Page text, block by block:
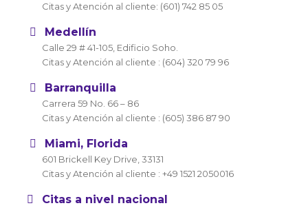
Citas y Atención al cliente: (601) 742 85 05
Medellín
Calle 29 # 41-105, Edificio Soho.
Citas y Atención al cliente : (604) 320 79 96
Barranquilla
Carrera 59 No. 66 – 86
Citas y Atención al cliente : (605) 386 87 90
Miami, Florida
601 Brickell Key Drive, 33131
Citas y Atención al cliente : +49 1521 2050016
Citas a nivel nacional